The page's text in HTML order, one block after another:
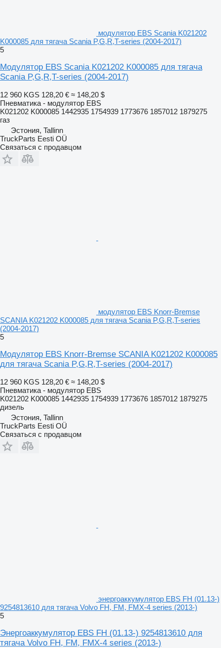
модулятор EBS Scania K021202
K000085 для тягача Scania P,G,R,T-series (2004-2017)
5
Модулятор EBS Scania K021202 K000085 для тягача
Scania P,G,R,T-series (2004-2017)
12 960 KGS 128,20 € ≈ 148,20 $
Пневматика - модулятор EBS
K021202 K000085 1442935 1754939 1773676 1857012 1879275
газ
Эстония, Tallinn
TruckParts Eesti OÜ
Связаться с продавцом
модулятор EBS Knorr-Bremse
SCANIA K021202 K000085 для тягача Scania P,G,R,T-series
(2004-2017)
5
Модулятор EBS Knorr-Bremse SCANIA K021202 K000085
для тягача Scania P,G,R,T-series (2004-2017)
12 960 KGS 128,20 € ≈ 148,20 $
Пневматика - модулятор EBS
K021202 K000085 1442935 1754939 1773676 1857012 1879275
дизель
Эстония, Tallinn
TruckParts Eesti OÜ
Связаться с продавцом
энергоаккумулятор EBS FH (01.13-)
9254813610 для тягача Volvo FH, FM, FMX-4 series (2013-)
5
Энергоаккумулятор EBS FH (01.13-) 9254813610 для
тягача Volvo FH, FM, FMX-4 series (2013-)